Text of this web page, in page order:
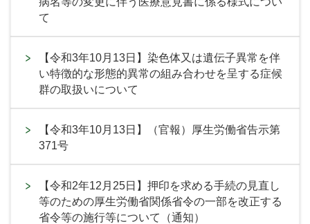
て
【令和3年10月13日】染色体又は遺伝子異常を伴
い特徴的な形態的異常の組み合わせを呈する症候
群の取扱いについて
【令和3年10月13日】（官報）厚生労働省告示第
371号
【令和2年12月25日】押印を求める手続の見直し
等のための厚生労働省関係省令の一部を改正する
省令等の施行等について（通知）